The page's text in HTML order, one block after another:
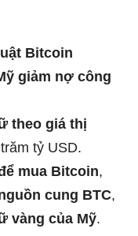
Bitcoin
giảm nợ công
theo giá thị
tỷ USD.
mua Bitcoin,
cung BTC,
vàng của Mỹ.